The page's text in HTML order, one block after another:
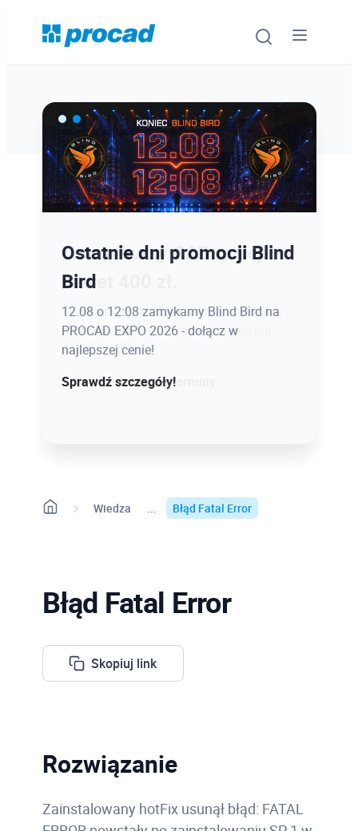
Ostatnie dni promocji Blind
Bird
12.08 o 12:08 zamykamy Blind Bird na
PROCAD EXPO 2026 - dołącz w
najlepszej cenie!
Sprawdź szczegóły!
Latem kursy CAD taniej
nawet 400 zł.
Zapisz się do końca sierpnia z rabatem
na szkolenia otwarte stacjonarnie lub
online!
Sprawdź dostępne terminy
Wiedza Błąd Fatal Error
Błąd Fatal Error
Skopiuj link
Rozwiązanie
Zainstalowany hotFix usunął błąd: FATAL
Oprogramowanie
Szkolenia
Urządzenia i serwis